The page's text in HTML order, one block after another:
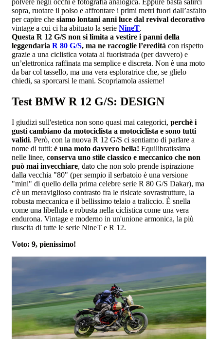
polvere negli occhi e fotografia analogica. Eppure basta salirci
sopra, ruotare il polso e affrontare i primi metri fuori dall’asfalto
per capire che siamo lontani anni luce dal revival decorativo
vintage a cui ci ha abituato la serie NineT.
Questa R 12 G/S non si limita a vestire i panni della
leggendaria R 80 G/S, ma ne raccoglie l’eredità con rispetto
grazie a una ciclistica votata al fuoristrada (per davvero) e
un’elettronica raffinata ma semplice e discreta. Non è una moto
da bar col tassello, ma una vera esploratrice che, se glielo
chiedi, sa sporcarsi le mani. Scopriamola assieme!
Test BMW R 12 G/S: DESIGN
I giudizi sull'estetica non sono quasi mai categorici, perchè i
gusti cambiano da motociclista a motociclista e sono tutti
validi. Però, con la nuova R 12 G/S ci sentiamo di parlare a
nome di tutti: è una moto davvero bella! Equilibratissima
nelle linee, conserva uno stile classico e meccanico che non
può mai invecchiare, dato che non solo prende ispirazione
dalla vecchia "80" (per sempio il serbatoio è una versione
"mini" di quello della prima celebre serie R 80 G/S Dakar), ma
c'è un meraviglioso contrasto fra le risicate sovrastrutture, la
robusta meccanica e il bellissimo telaio a traliccio. È snella
come una libellula e robusta nella ciclistica come una vera
endurona. Vintage e moderno in un'unione armonica, la più
riuscita di tutte le serie NineT e R 12.
Voto: 9, pienissimo!